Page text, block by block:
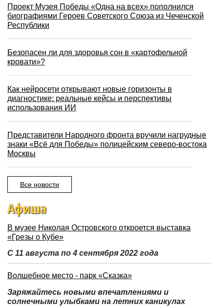
Проект Музея Победы «Одна на всех» пополнился
биографиями Героев Советского Союза из Чеченской
Республики
Безопасен ли для здоровья сон в «картофельной
кровати»?
Как нейросети открывают новые горизонты в
диагностике: реальные кейсы и перспективы
использования ИИ
Представители Народного фронта вручили нагрудные
знаки «Всё для Победы» полицейским северо-востока
Москвы
Все новости
Афиша
В музее Николая Островского откроется выставка
«Грезы о Кубе»
С 11 августа по 4 сентября 2022 года
Волшебное место - парк «Сказка»
Заряжайтесь новыми впечатлениями и
солнечными улыбками на летних каникулах